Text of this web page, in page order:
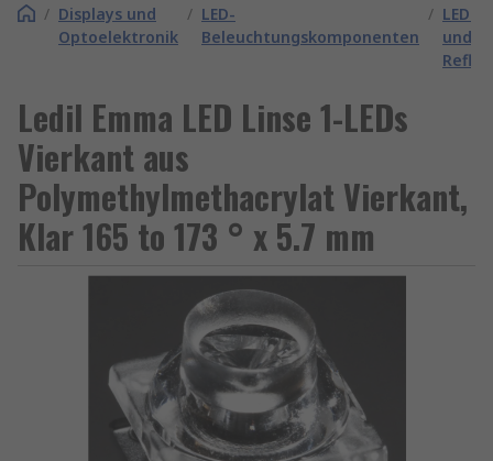
/ Displays und
Optoelektronik
/ LED-
Beleuchtungskomponenten
/ LED-
und -
Ledil Emma LED Linse 1-LEDs
Vierkant aus
Polymethylmethacrylat Vierkant,
Klar 165 to 173 ° x 5.7 mm